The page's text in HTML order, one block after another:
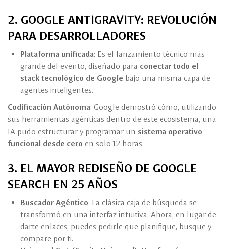
2. GOOGLE ANTIGRAVITY: REVOLUCIÓN
PARA DESARROLLADORES
Plataforma unificada: Es el lanzamiento técnico más
grande del evento, diseñado para conectar todo el
stack tecnológico de Google bajo una misma capa de
agentes inteligentes.
Codificación Autónoma: Google demostró cómo, utilizando
sus herramientas agénticas dentro de este ecosistema, una
IA pudo estructurar y programar un sistema operativo
funcional desde cero en solo 12 horas.
3. EL MAYOR REDISEÑO DE GOOGLE
SEARCH EN 25 AÑOS
Buscador Agéntico: La clásica caja de búsqueda se
transformó en una interfaz intuitiva. Ahora, en lugar de
darte enlaces, puedes pedirle que planifique, busque y
compare por ti.